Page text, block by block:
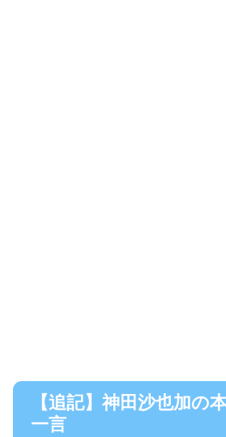
【追記】神田沙也加の
一言